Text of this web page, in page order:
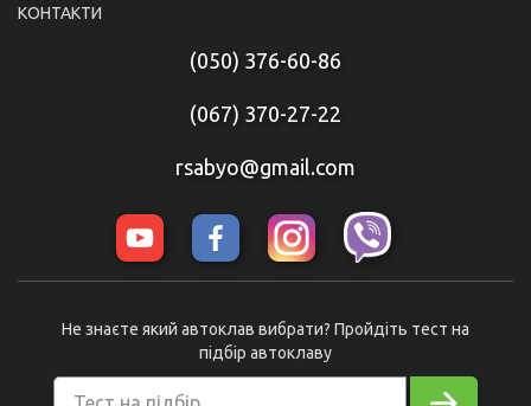
КОНТАКТИ
(050) 376-60-86
(067) 370-27-22
rsabyo@gmail.com
Не знаєте який автоклав вибрати? Пройдіть тест на
підбір автоклаву